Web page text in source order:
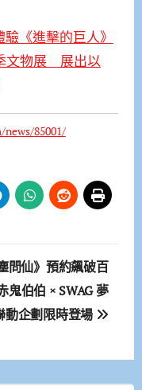
《進擊的巨人》
文物展 展出以
85001/
問仙》預約飆破百
鬼伯伯 × SWAG 夢
動企劃限時登場